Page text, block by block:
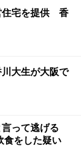
住宅を提供 香
大生が大阪で
言って逃げる
食をした疑い